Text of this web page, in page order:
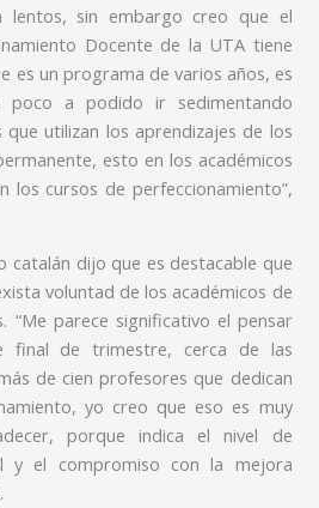
lentos, sin embargo creo que el
Docente de la UTA tiene
es un programa de varios años, es
a podido ir sedimentando
utilizan los aprendizajes de los
esto en los académicos
los cursos de perfeccionamiento”,
catalán dijo que es destacable que
voluntad de los académicos de
“Me parece significativo el pensar
final de trimestre, cerca de las
de cien profesores que dedican
yo creo que eso es muy
porque indica el nivel de
y el compromiso con la mejora